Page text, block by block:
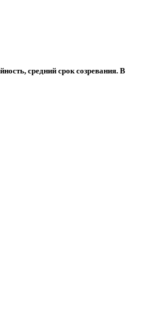
средний срок созревания. В